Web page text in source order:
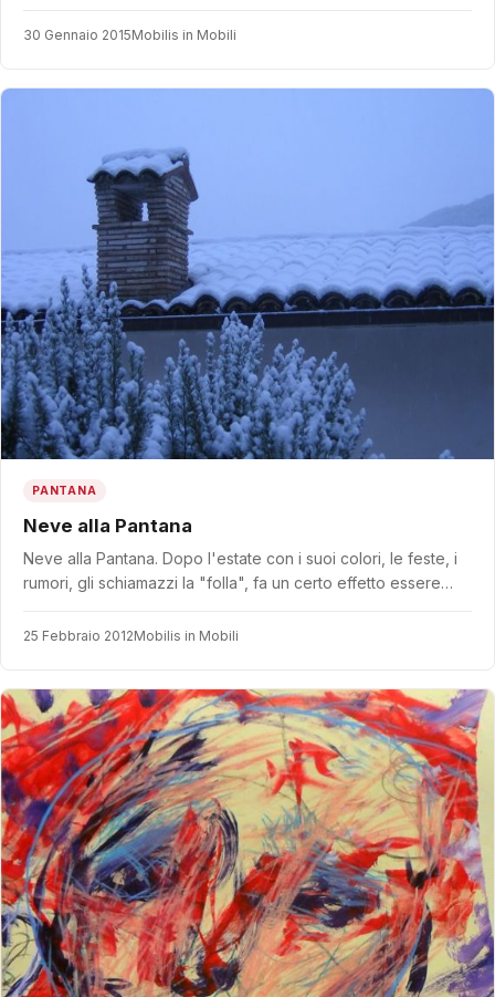
30 Gennaio 2015Mobilis in Mobili
PANTANA
Neve alla Pantana
Neve alla Pantana. Dopo l'estate con i suoi colori, le feste, i
rumori, gli schiamazzi la "folla", fa un certo effetto essere…
25 Febbraio 2012Mobilis in Mobili